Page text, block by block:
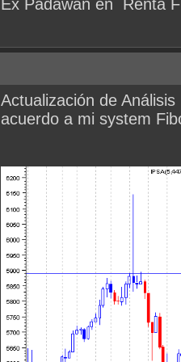
Ex Padawan en Renta
Actualización de
acuerdo a mi system